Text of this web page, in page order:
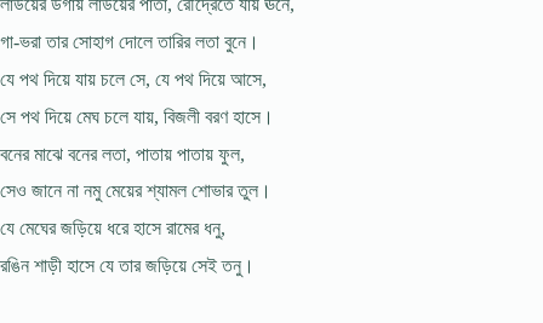
লাউয়ের ডগায় লাউয়ের পাতা, রৌদ্রেতে যায় ঊনে,
গা-ভরা তার সোহাগ দোলে তারির লতা বুনে।
যে পথ দিয়ে যায় চলে সে, যে পথ দিয়ে আসে,
সে পথ দিয়ে মেঘ চলে যায়, বিজলী বরণ হাসে।
বনের মাঝে বনের লতা, পাতায় পাতায় ফুল,
সেও জানে না নমু মেয়ের শ্যামল শোভার তুল।
যে মেঘের জড়িয়ে ধরে হাসে রামের ধনু,
রঙিন শাড়ী হাসে যে তার জড়িয়ে সেই তনু।